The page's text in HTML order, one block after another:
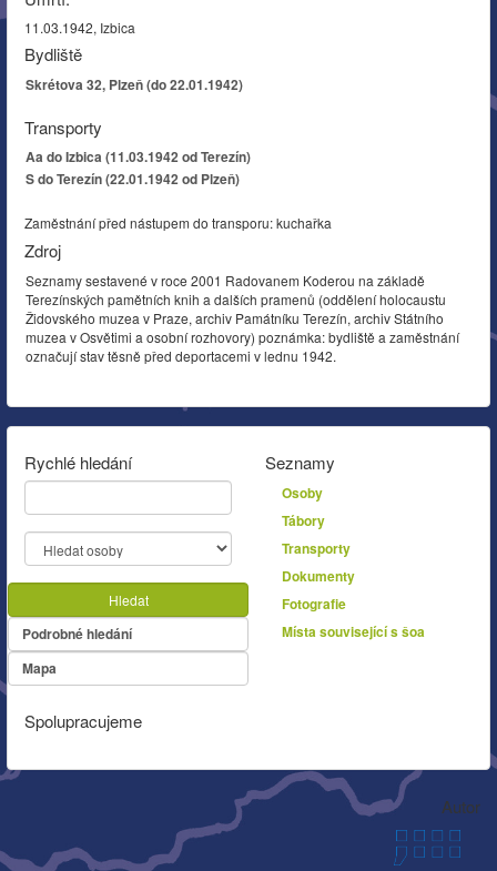
11.03.1942, Izbica
Bydliště
Skrétova 32, Plzeň (do 22.01.1942)
Transporty
Aa do Izbica (11.03.1942 od Terezín)
S do Terezín (22.01.1942 od Plzeň)
Zaměstnání před nástupem do transporu: kuchařka
Zdroj
Seznamy sestavené v roce 2001 Radovanem Koderou na základě
Terezínských pamětních knih a dalších pramenů (oddělení holocaustu
Židovského muzea v Praze, archiv Památníku Terezín, archiv Státního
muzea v Osvětimi a osobní rozhovory) poznámka: bydliště a zaměstnání
označují stav těsně před deportacemi v lednu 1942.
Rychlé hledání
Hledat
Podrobné hledání
Mapa
Seznamy
Osoby
Tábory
Transporty
Dokumenty
Fotografie
Místa související s šoa
Spolupracujeme
Autor